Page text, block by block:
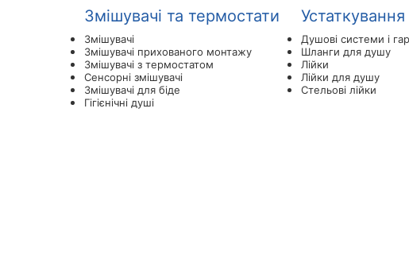
РУШНИКОСУШКИ ЕЛЕКТРИЧНІ
КОТЛИ ГАЗОВІ
ЕЛЕКТРОКОТЛИ
БОЙЛЕРИ
Змішувачі та термостати
Змішувачі
Змішувачі прихованого монтажу
Змішувачі з термостатом
Cенсорні змішувачі
Змішувачі для біде
Гігієнічні душі
Душові системи і
Шланги для душу
Лійки
Лійки для душу
Стельові лійки